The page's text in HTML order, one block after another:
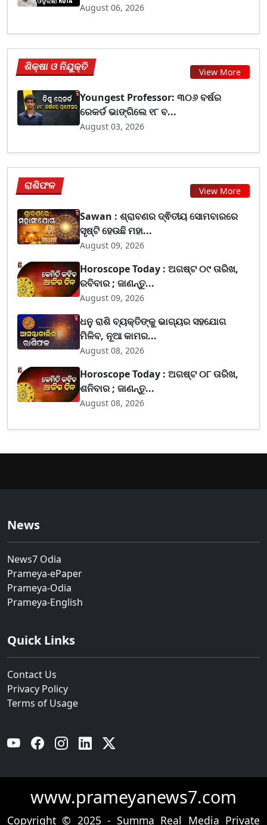
August 06, 2026
ଶିକ୍ଷା ଓ ନିଯୁକ୍ତି View More
Youngest Professor: ୩୦୬ ବର୍ଷର
ରେକର୍ଡ ଭାଙ୍ଗିଲେ ୧୮ ବ...
August 03, 2026
ରାଶିଫଳ View More
Sawan : ଶ୍ରାବଣର ଦ୍ଵିତୀୟ ସୋମବାରରେ
ସୃଷ୍ଟି ହେଉଛି ମହା...
August 09, 2026
Horoscope Today : ଅଗଷ୍ଟ ୦୯ ତାରିଖ,
ରବିବାର ; ଜାଣନ୍ତୁ...
August 09, 2026
ଧନୁ ରାଶି ବ୍ୟକ୍ତିଙ୍କୁ ଭାଗ୍ୟର ସହଯୋଗ
ମିଳିବ, ନୂଆ କାମର...
August 08, 2026
Horoscope Today : ଅଗଷ୍ଟ ୦୮ ତାରିଖ,
ଶନିବାର ; ଜାଣନ୍ତୁ...
August 08, 2026
News
News7 Odia
Prameya-ePaper
Prameya-Odia
Prameya-English
Quick Links
Contact Us
Privacy Policy
Terms of Usage
YouTube Facebook Instagram Linkedin
www.prameyanews7.com
Copyright © 2025 - Summa Real Media Private